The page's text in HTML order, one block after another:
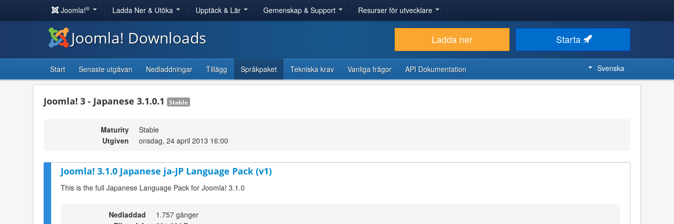
Joomla!® Ladda Ner & Utöka Upptäck & Lär Gemenskap & Support Resurser för utvecklare
Joomla! Downloads Ladda ner Starta
Start Senaste utgåvan Nedladdningar Tillägg Språkpaket Tekniska krav Vanliga frågor API Dokumentation Svenska
Joomla! 3 - Japanese 3.1.0.1 Stable
Maturity
Stable
Utgiven
onsdag, 24 april 2013 16:00
Joomla! 3.1.0 Japanese ja-JP Language Pack (v1)
This is the full Japanese Language Pack for Joomla! 3.1.0
Nedladdad
1.757 gånger